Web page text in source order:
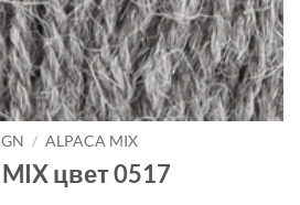
/ ALPACA MIX
цвет 0517